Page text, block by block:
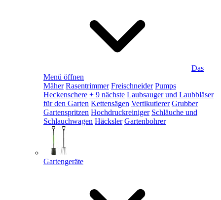
Das
Menü öffnen
Mäher Rasentrimmer Freischneider Pumps
Heckenschere + 9 nächste Laubsauger und Laubbläser
für den Garten Kettensägen Vertikutierer Grubber
Gartenspritzen Hochdruckreiniger Schläuche und
Schlauchwagen Häcksler Gartenbohrer
Gartengeräte